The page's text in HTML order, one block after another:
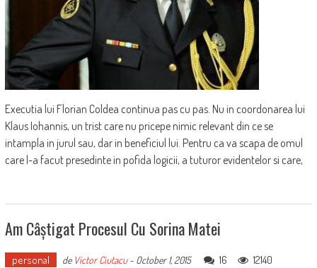
Executia lui Florian Coldea continua pas cu pas. Nu in coordonarea lui
Klaus Iohannis, un trist care nu pricepe nimic relevant din ce se
intampla in jurul sau, dar in beneficiul lui. Pentru ca va scapa de omul
care l-a facut presedinte in pofida logicii, a tuturor evidentelor si care,
Am Câștigat Procesul Cu Sorina Matei
personal de Victor Ciutacu- October 1, 2015 16 12140